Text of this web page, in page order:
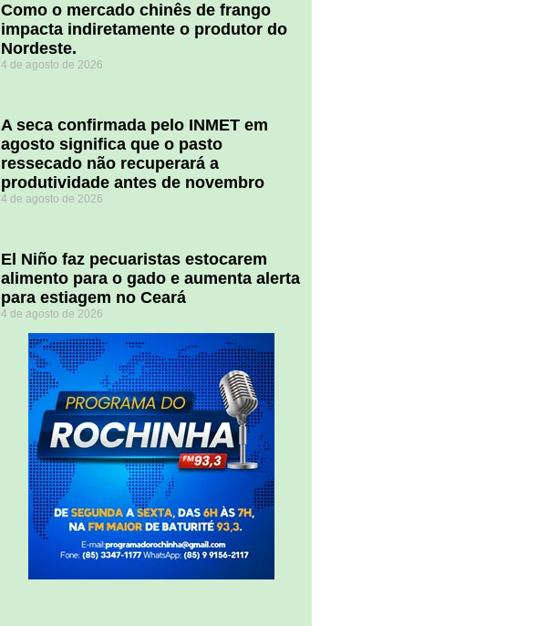
​Como o mercado chinês de frango
impacta indiretamente o produtor do
Nordeste.
4 de agosto de 2026
A seca confirmada pelo INMET em
agosto significa que o pasto
ressecado não recuperará a
produtividade antes de novembro
4 de agosto de 2026
El Niño faz pecuaristas estocarem
alimento para o gado e aumenta alerta
para estiagem no Ceará
4 de agosto de 2026